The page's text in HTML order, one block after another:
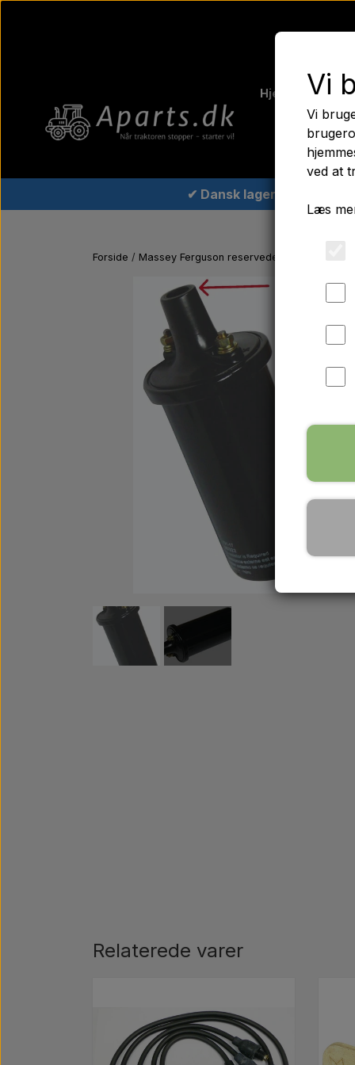
Hjem
✔ Dansk lager
Forside Massey Ferguson reservedele
Relaterede varer
Vi
Vi
ved at
Læs